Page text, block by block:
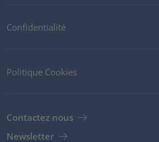
Confidentialité
Politique Cookies
Contactez nous
Newsletter